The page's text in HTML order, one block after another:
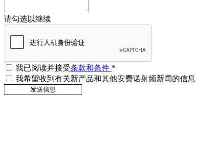
请勾选以继续
我已阅读并接受条款和条件 *
我希望收到有关新产品和其他安费诺射频新闻的信息